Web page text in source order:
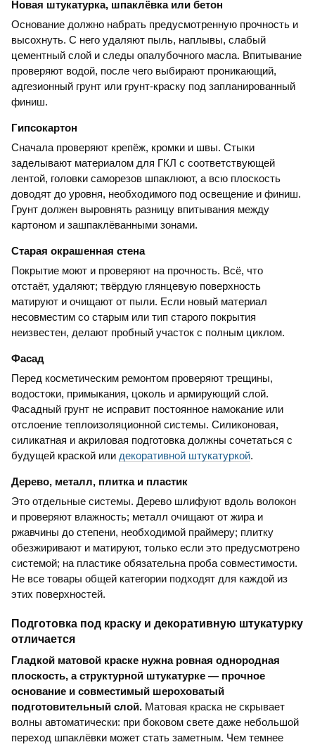
Новая штукатурка, шпаклёвка или бетон
Основание должно набрать предусмотренную прочность и
высохнуть. С него удаляют пыль, наплывы, слабый
цементный слой и следы опалубочного масла. Впитывание
проверяют водой, после чего выбирают проникающий,
адгезионный грунт или грунт-краску под запланированный
финиш.
Гипсокартон
Сначала проверяют крепёж, кромки и швы. Стыки
заделывают материалом для ГКЛ с соответствующей
лентой, головки саморезов шпаклюют, а всю плоскость
доводят до уровня, необходимого под освещение и финиш.
Грунт должен выровнять разницу впитывания между
картоном и зашпаклёванными зонами.
Старая окрашенная стена
Покрытие моют и проверяют на прочность. Всё, что
отстаёт, удаляют; твёрдую глянцевую поверхность
матируют и очищают от пыли. Если новый материал
несовместим со старым или тип старого покрытия
неизвестен, делают пробный участок с полным циклом.
Фасад
Перед косметическим ремонтом проверяют трещины,
водостоки, примыкания, цоколь и армирующий слой.
Фасадный грунт не исправит постоянное намокание или
отслоение теплоизоляционной системы. Силиконовая,
силикатная и акриловая подготовка должны сочетаться с
будущей краской или декоративной штукатуркой.
Дерево, металл, плитка и пластик
Это отдельные системы. Дерево шлифуют вдоль волокон
и проверяют влажность; металл очищают от жира и
ржавчины до степени, необходимой праймеру; плитку
обезжиривают и матируют, только если это предусмотрено
системой; на пластике обязательна проба совместимости.
Не все товары общей категории подходят для каждой из
этих поверхностей.
Подготовка под краску и декоративную штукатурку
отличается
Гладкой матовой краске нужна ровная однородная
плоскость, а структурной штукатурке — прочное
основание и совместимый шероховатый
подготовительный слой. Матовая краска не скрывает
волны автоматически: при боковом свете даже небольшой
переход шпаклёвки может стать заметным. Чем темнее